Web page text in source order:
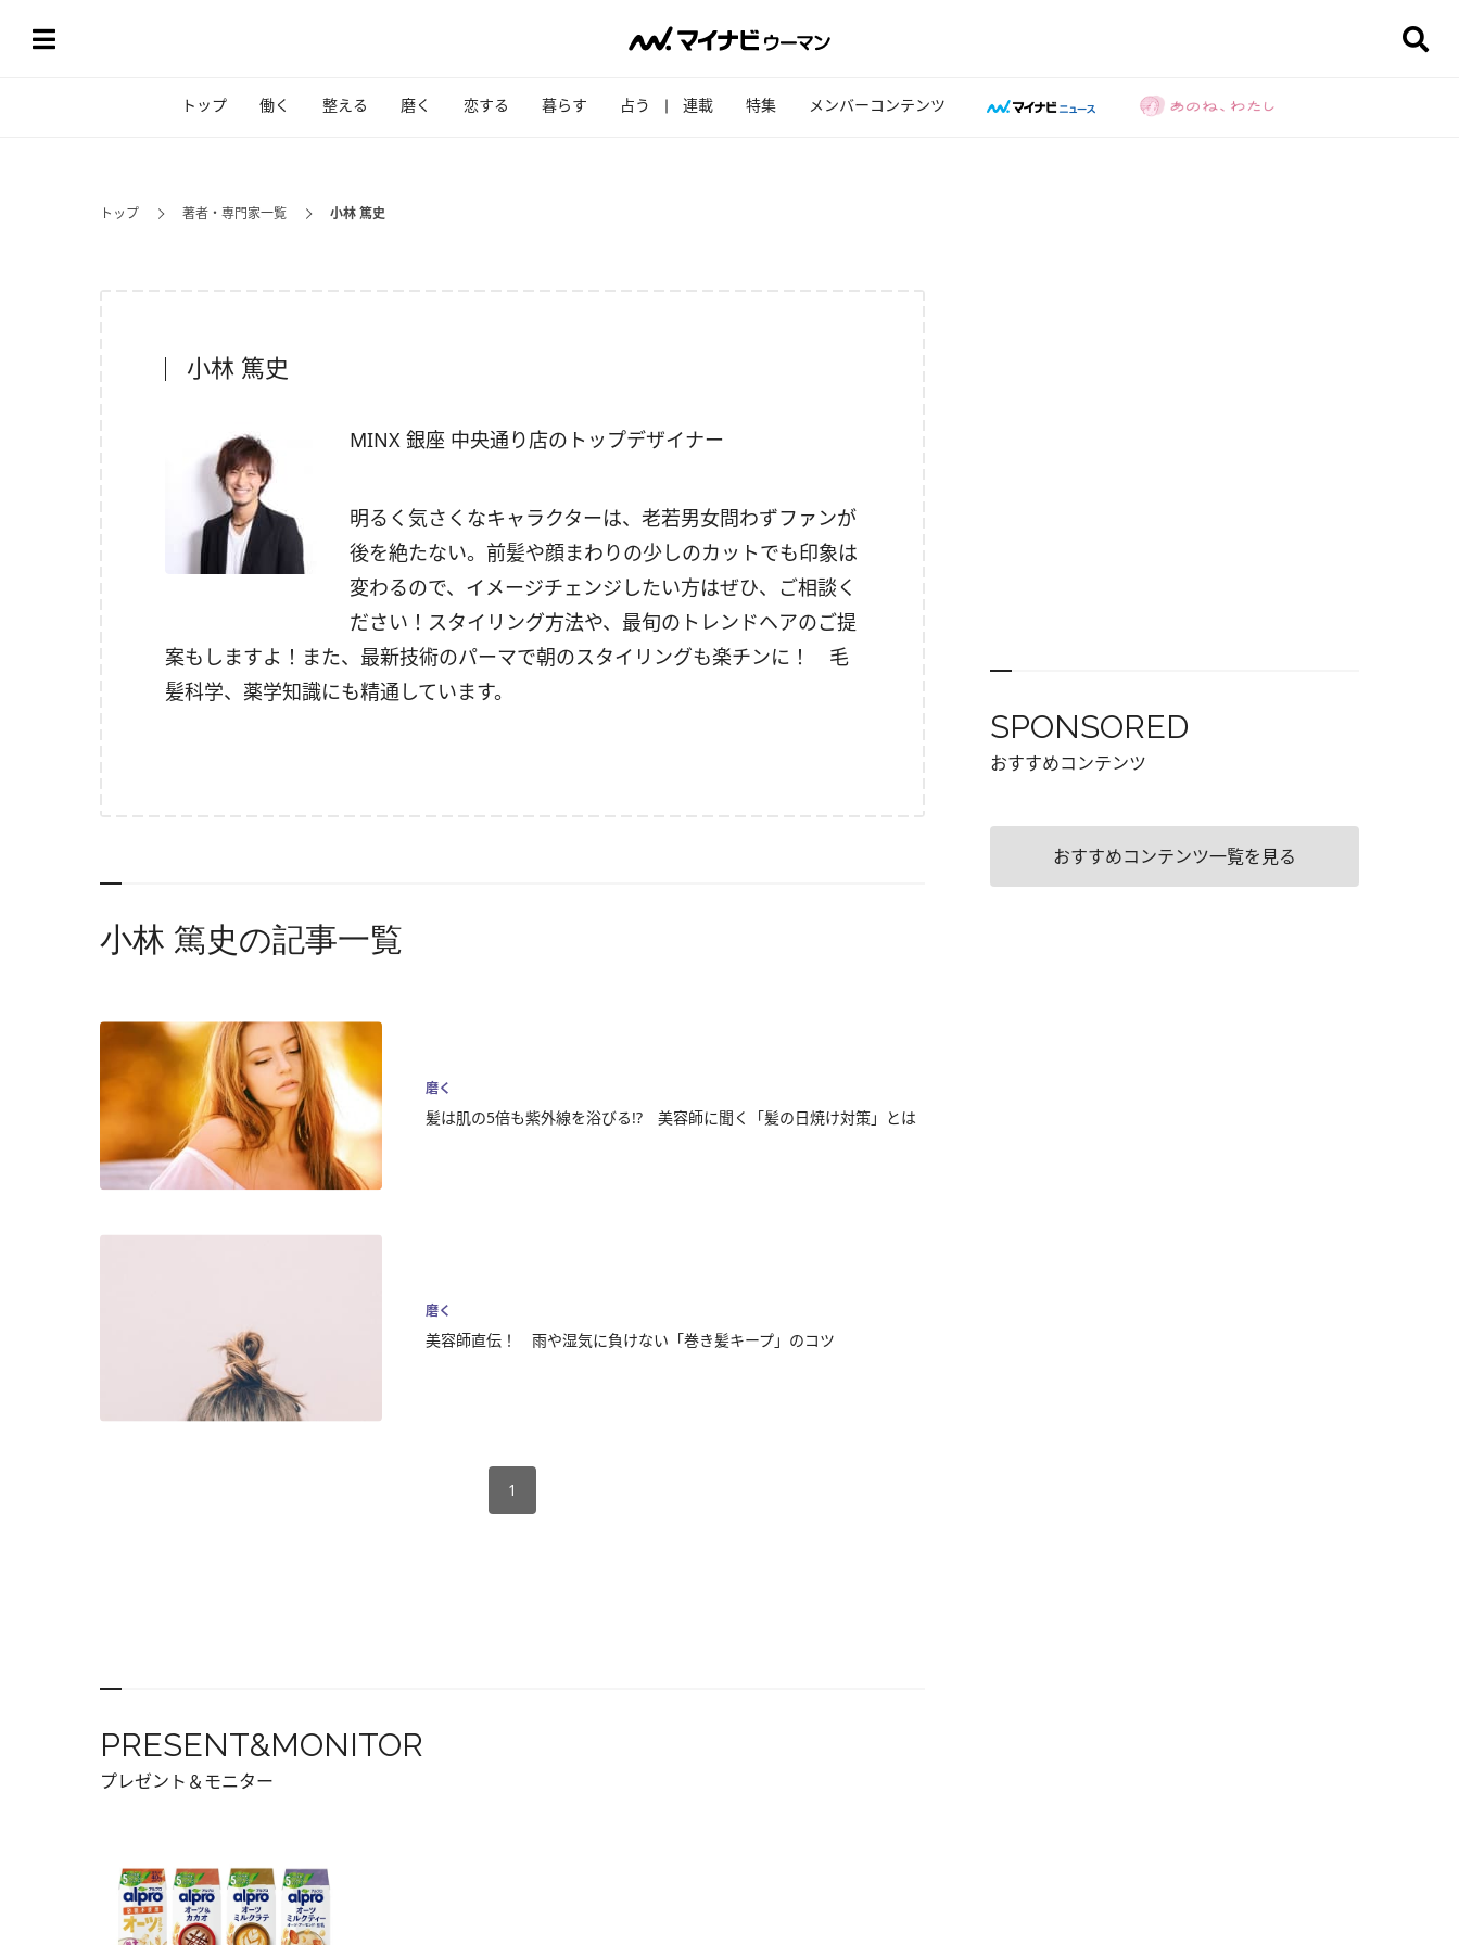
トップ 働く 整える 磨く 恋する 暮らす 占う 連載 特集 メンバーコンテンツ
トップ 著者・専門家一覧 小林 篤史
小林 篤史
MINX 銀座 中央通り店のトップデザイナー
明るく気さくなキャラクターは、老若男女問わずファンが
後を絶たない。前髪や顔まわりの少しのカットでも印象は
変わるので、イメージチェンジしたい方はぜひ、ご相談く
ださい！スタイリング方法や、最旬のトレンドヘアのご提
案もしますよ！また、最新技術のパーマで朝のスタイリングも楽チンに！ 毛
髪科学、薬学知識にも精通しています。
小林 篤史の記事一覧
磨く
髪は肌の5倍も紫外線を浴びる!? 美容師に聞く「髪の日焼け対策」とは
磨く
美容師直伝！ 雨や湿気に負けない「巻き髪キープ」のコツ
1
PRESENT&MONITOR
プレゼント＆モニター
SPONSORED
おすすめコンテンツ
おすすめコンテンツ一覧を見る